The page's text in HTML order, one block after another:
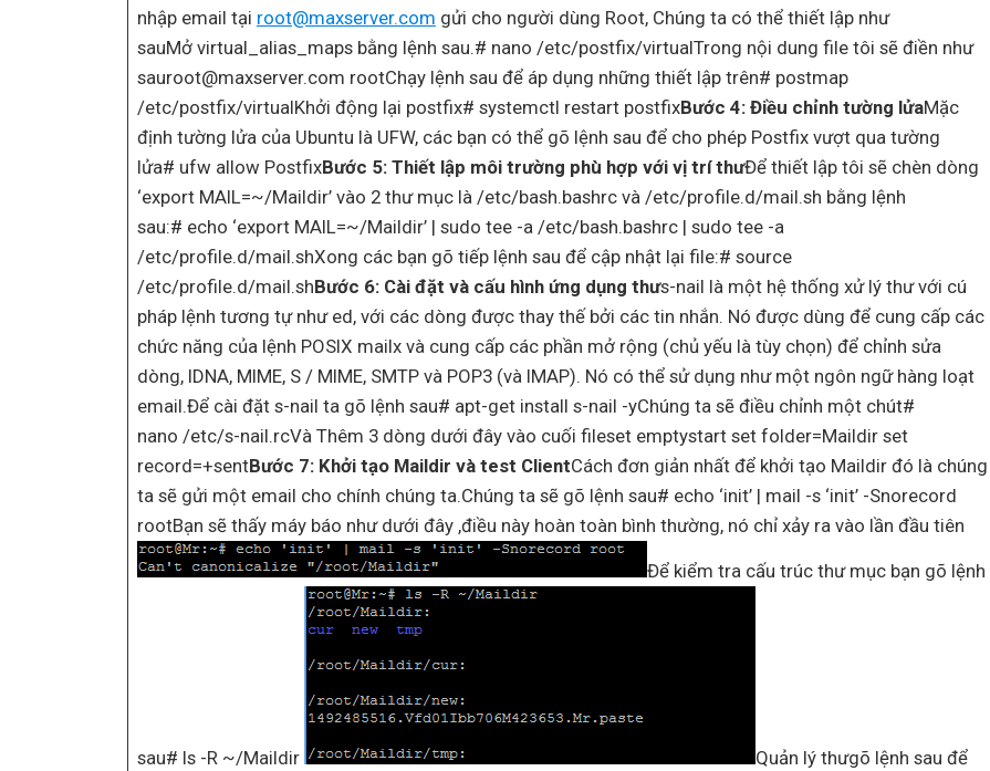
nhập email tại root@maxserver.com gửi cho người dùng Root, Chúng ta có thể thiết lập như
sauMở virtual_alias_maps bằng lệnh sau.# nano /etc/postfix/virtualTrong nội dung file tôi sẽ điền như
sauroot@maxserver.com rootChạy lệnh sau để áp dụng những thiết lập trên# postmap
/etc/postfix/virtualKhởi động lại postfix# systemctl restart postfixBước 4: Điều chỉnh tường lửaMặc
định tường lửa của Ubuntu là UFW, các bạn có thể gõ lệnh sau để cho phép Postfix vượt qua tường
lửa# ufw allow PostfixBước 5: Thiết lập môi trường phù hợp với vị trí thưĐể thiết lập tôi sẽ chèn dòng
‘export MAIL=~/Maildir’ vào 2 thư mục là /etc/bash.bashrc và /etc/profile.d/mail.sh bằng lệnh
sau:# echo ‘export MAIL=~/Maildir’ | sudo tee -a /etc/bash.bashrc | sudo tee -a
/etc/profile.d/mail.shXong các bạn gõ tiếp lệnh sau để cập nhật lại file:# source
/etc/profile.d/mail.shBước 6: Cài đặt và cấu hình ứng dụng thưs-nail là một hệ thống xử lý thư với cú
pháp lệnh tương tự như ed, với các dòng được thay thế bởi các tin nhắn. Nó được dùng để cung cấp các
chức năng của lệnh POSIX mailx và cung cấp các phần mở rộng (chủ yếu là tùy chọn) để chỉnh sửa
dòng, IDNA, MIME, S / MIME, SMTP và POP3 (và IMAP). Nó có thể sử dụng như một ngôn ngữ hàng loạt
email.Để cài đặt s-nail ta gõ lệnh sau# apt-get install s-nail -yChúng ta sẽ điều chỉnh một chút#
nano /etc/s-nail.rcVà Thêm 3 dòng dưới đây vào cuối fileset emptystart set folder=Maildir set
record=+sentBước 7: Khởi tạo Maildir và test ClientCách đơn giản nhất để khởi tạo Maildir đó là chúng
ta sẽ gửi một email cho chính chúng ta.Chúng ta sẽ gõ lệnh sau# echo ‘init’ | mail -s ‘init’ -Snorecord
rootBạn sẽ thấy máy báo như dưới đây ,điều này hoàn toàn bình thường, nó chỉ xảy ra vào lần đầu tiên
Để kiểm tra cấu trúc thư mục bạn gõ lệnh
sau# ls -R ~/Maildir
Quản lý thưgõ lệnh sau để